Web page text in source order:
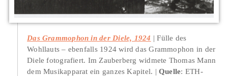
Das Grammophon in der Diele, 1924
Fülle des
Wohllauts – ebenfalls 1924 wird das Grammophon in der
Diele fotografiert. Im Zauberberg widmete Thomas Mann
dem Musikapparat ein ganzes Kapitel.
Quelle: ETH-